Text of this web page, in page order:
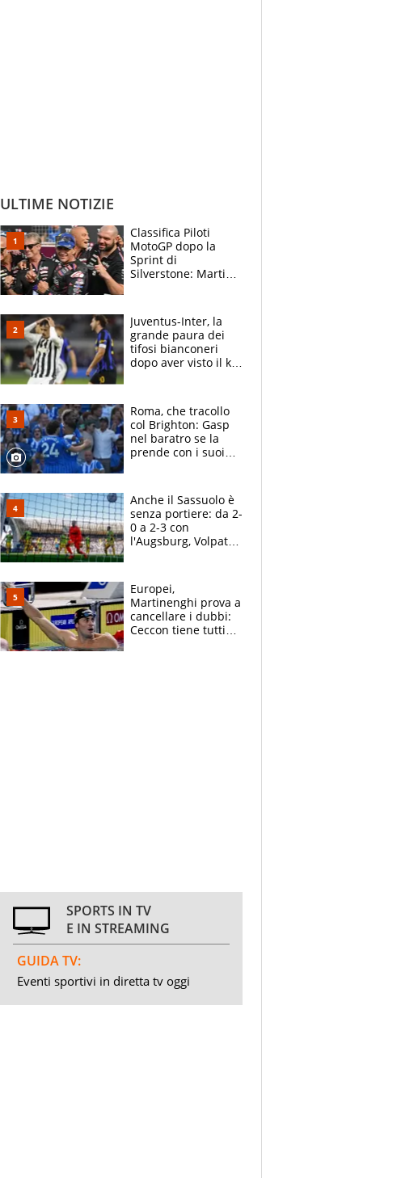
ULTIME NOTIZIE
Classifica Piloti
MotoGP dopo la
Sprint di
Silverstone: Martin
Marquez
Juventus-Inter, la
grande paura dei
tifosi bianconeri
dopo aver visto il ko
Roma, che tracollo
col Brighton: Gasp
nel baratro se la
prende con i suoi
Anche il Sassuolo è
senza portiere: da 2-
0 a 2-3 con
l'Augsburg, Volpato
Europei,
Martinenghi prova a
cancellare i dubbi:
Ceccon tiene tutti
SPORTS IN TV
E IN STREAMING
GUIDA TV:
Eventi sportivi in diretta tv oggi